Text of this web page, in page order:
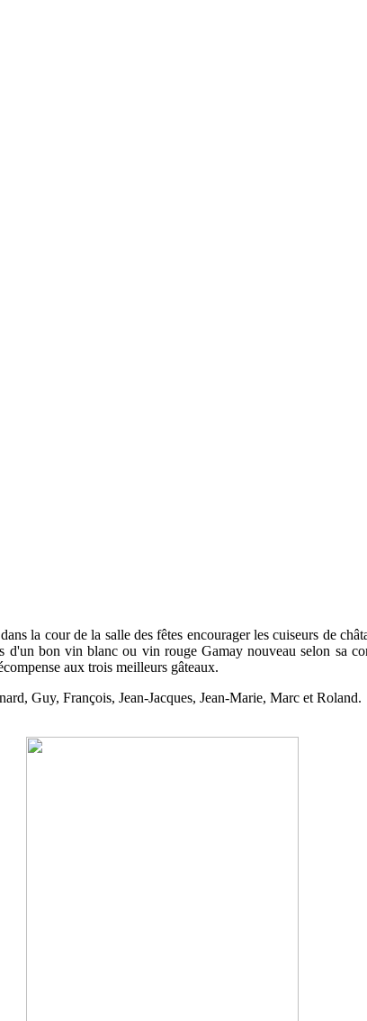
la cour de la salle des fêtes encourager les cuiseurs de
d'un bon vin blanc ou vin rouge Gamay nouveau selon sa
aux trois meilleurs gâteaux.
Guy, François, Jean-Jacques, Jean-Marie, Marc et Roland.